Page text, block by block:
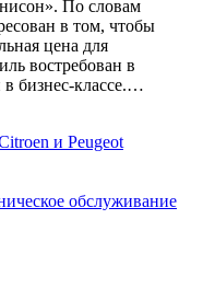
По словам
в том, чтобы
цена для
востребован в
в бизнес-классе.…
и Peugeot
обслуживание